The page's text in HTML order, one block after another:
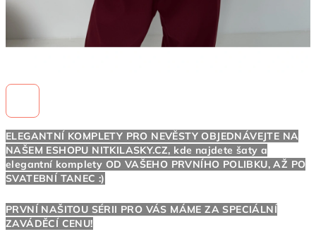
ELEGANTNÍ KOMPLETY PRO NEVĚSTY OBJEDNÁVEJTE NA
NAŠEM ESHOPU NITKILASKY.CZ, kde najdete šaty a
elegantní komplety OD VAŠEHO PRVNÍHO POLIBKU, AŽ PO
SVATEBNÍ TANEC :)
PRVNÍ NAŠITOU SÉRII PRO VÁS MÁME ZA SPECIÁLNÍ
ZAVÁDĚCÍ CENU!